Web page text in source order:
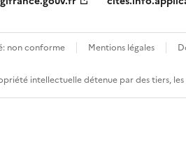
non conforme Mentions légales
intellectuelle détenue par des tiers,